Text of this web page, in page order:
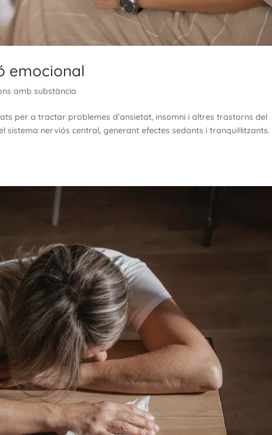
emocional
amb substància
per a tractar problemes d’ansietat, insomni i altres trastorns del
sistema nerviós central, generant efectes sedants i tranquil·litzants.